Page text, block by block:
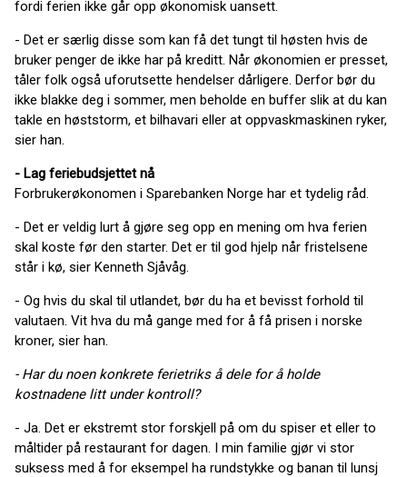
fordi ferien ikke går opp økonomisk uansett.
- Det er særlig disse som kan få det tungt til høsten hvis de
bruker penger de ikke har på kreditt. Når økonomien er presset,
tåler folk også uforutsette hendelser dårligere. Derfor bør du
ikke blakke deg i sommer, men beholde en buffer slik at du kan
takle en høststorm, et bilhavari eller at oppvaskmaskinen ryker,
sier han.
- Lag feriebudsjettet nå
Forbrukerøkonomen i Sparebanken Norge har et tydelig råd.
- Det er veldig lurt å gjøre seg opp en mening om hva ferien
skal koste før den starter. Det er til god hjelp når fristelsene
står i kø, sier Kenneth Sjåvåg.
- Og hvis du skal til utlandet, bør du ha et bevisst forhold til
valutaen. Vit hva du må gange med for å få prisen i norske
kroner, sier han.
- Har du noen konkrete ferietriks å dele for å holde
kostnadene litt under kontroll?
- Ja. Det er ekstremt stor forskjell på om du spiser et eller to
måltider på restaurant for dagen. I min familie gjør vi stor
suksess med å for eksempel ha rundstykke og banan til lunsj